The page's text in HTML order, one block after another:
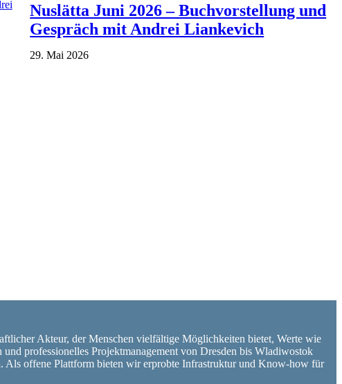
Nuslätta Juni 2026 – Buchvorstellung und
Gespräch mit Andrei Liankevich
29. Mai 2026
Akteur, der Menschen vielfältige Möglichkeiten bietet, Werte wie
professionelles Projektmanagement von Dresden bis Wladiwostok
Als offene Plattform bieten wir erprobte Infrastruktur und Know-how für